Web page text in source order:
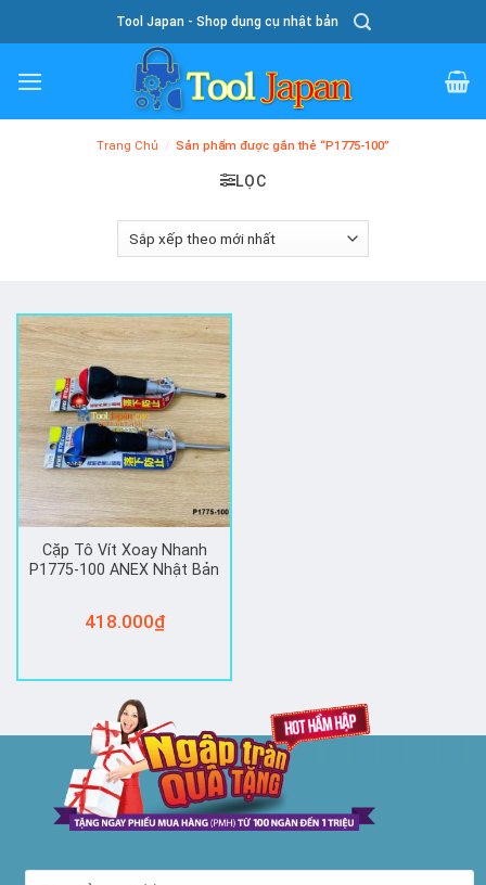
To
Content
Tool Japan - Shop dụng cụ nhật bản
Trang Chủ / Sản phẩm được gắn thẻ “P1775-100”
LỌC
Cặp Tô Vít Xoay Nhanh
P1775-100 ANEX Nhật Bản
418.000₫